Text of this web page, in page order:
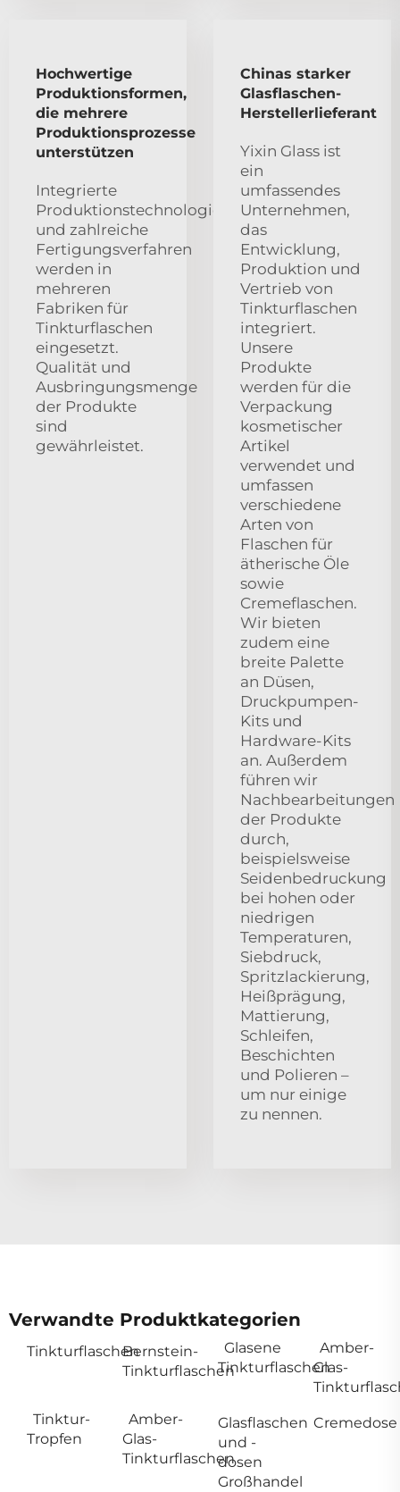
Hochwertige
Produktionsformen,
die mehrere
Produktionsprozesse
unterstützen
Integrierte
Produktionstechnologie
und zahlreiche
Fertigungsverfahren
werden in
mehreren
Fabriken für
Tinkturflaschen
eingesetzt.
Qualität und
Ausbringungsmenge
der Produkte
sind
gewährleistet.
Chinas starker
Glasflaschen-
Herstellerlieferant
Yixin Glass ist
ein
umfassendes
Unternehmen,
das
Entwicklung,
Produktion und
Vertrieb von
Tinkturflaschen
integriert.
Unsere
Produkte
werden für die
Verpackung
kosmetischer
Artikel
verwendet und
umfassen
verschiedene
Arten von
Flaschen für
ätherische Öle
sowie
Cremeflaschen.
Wir bieten
zudem eine
breite Palette
an Düsen,
Druckpumpen-
Kits und
Hardware-Kits
an. Außerdem
führen wir
Nachbearbeitungen
der Produkte
durch,
beispielsweise
Seidenbedruckung
bei hohen oder
niedrigen
Temperaturen,
Siebdruck,
Spritzlackierung,
Heißprägung,
Mattierung,
Schleifen,
Beschichten
und Polieren –
um nur einige
zu nennen.
Verwandte Produktkategorien
TinkturflaschenBernstein-
Tinkturflaschen
Glasene
Tinkturflaschen
Amber-
Glas-
Tinktur-
Tropfen
Amber-
Glas-
Tinkturflaschen
Glasflaschen
und -
dosen
Großhandel
Cremedose